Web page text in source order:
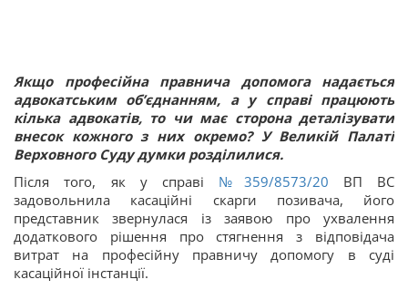
Якщо професійна правнича допомога надається
адвокатським об’єднанням, а у справі працюють
кілька адвокатів, то чи має сторона деталізувати
внесок кожного з них окремо? У Великій Палаті
Верховного Суду думки розділилися.
Після того, як у справі №359/8573/20 ВП ВС
задовольнила касаційні скарги позивача, його
представник звернулася із заявою про ухвалення
додаткового рішення про стягнення з відповідача
витрат на професійну правничу допомогу в суді
касаційної інстанції.